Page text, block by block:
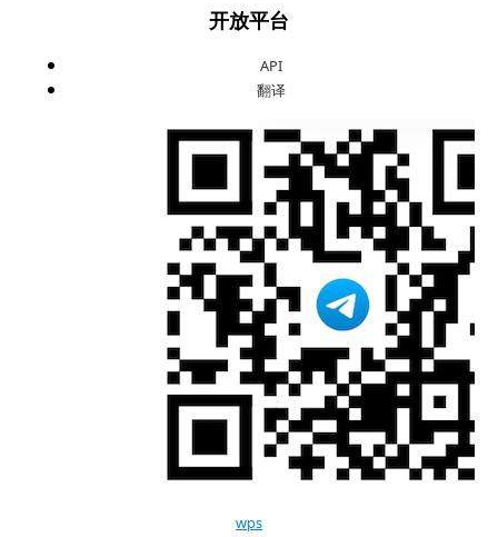
开放平台
API
翻译
wps